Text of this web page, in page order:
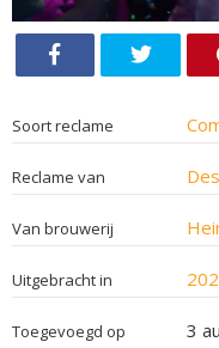
Soort reclame
Reclame van
Van brouwerij
Uitgebracht in
Toegevoegd op 3